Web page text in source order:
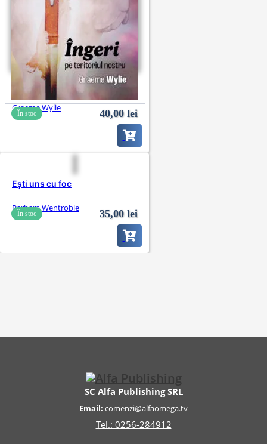
Îngeri pe teritoriul nostru
Graeme Wylie
În stoc 40,00 lei
Ești uns cu foc
Barbara Wentroble
În stoc 35,00 lei
SC Alfa Publishing SRL
Email: comenzi@alfaomega.tv
Tel.: 0256-284912